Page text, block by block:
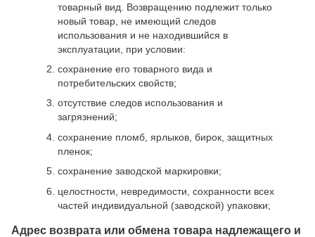
товарный вид. Возвращению подлежит только
новый товар, не имеющий следов
использования и не находившийся в
эксплуатации, при условии:
сохранение его товарного вида и
потребительских свойств;
отсутствие следов использования и
загрязнений;
сохранение пломб, ярлыков, бирок, защитных
пленок;
сохранение заводской маркировки;
целостности, невредимости, сохранности всех
частей индивидуальной (заводской) упаковки;
Адрес возврата или обмена товара надлежащего и